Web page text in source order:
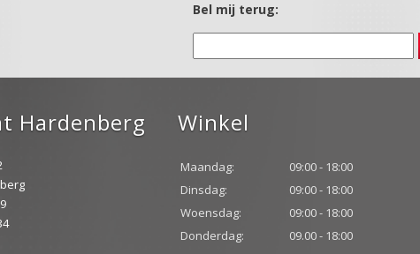
Bel mij terug:
Hardenberg Winkel
Maandag:
09:00 - 18:00
Dinsdag:
09:00 - 18:00
Woensdag:
09:00 - 18:00
Donderdag:
09.00 - 18:00